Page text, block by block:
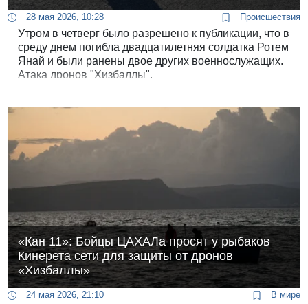
28 мая 2026, 10:28 Происшествия
Утром в четверг было разрешено к публикации, что в
среду днем погибла двадцатилетняя солдатка Ротем
Янай и были ранены двое других военнослужащих.
Атака дронов "Хизбаллы".
«Кан 11»: Бойцы ЦАХАЛа просят у рыбаков
Кинерета сети для защиты от дронов
«Хизбаллы»
24 мая 2026, 21:10 В мире